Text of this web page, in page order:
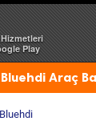
Play
Araç